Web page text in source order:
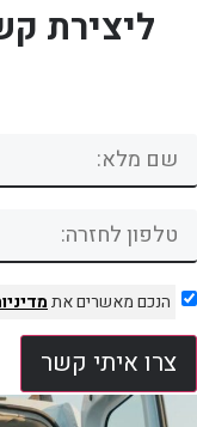
ליצירת
הנכם מאשרים את
צרו איתי קשר